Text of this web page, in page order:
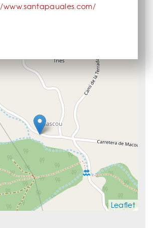
Leaflet
www.santapauales.com/